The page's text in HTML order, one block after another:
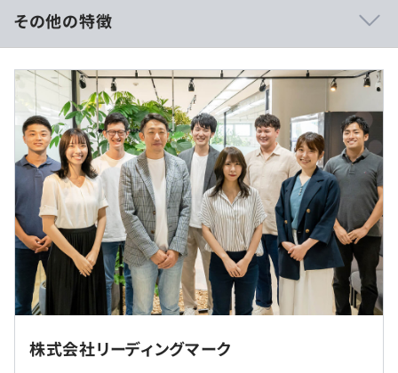
・社員のメンタル状態を可視化し、性格をもとにアドバイ
スをすることでウェルビーイングを実現「ミキワメAI ウ
ェルビーイングサーベイ」
（https://mikiwame.com/well-being.html）
・1on1を起点に社員のパフォーマンスを最大化する「ミ
キワメAI マネジメント」
（https://mikiwame.com/management.html）
・AI × コンサル × 研修で、組織変革を実現する「ミキワ
メAI AIコーチ」（https://mikiwame.com/ai-
coach.html）
・理論と現場をつなぎ、組織の変化まで届ける研修「ミキ
ワメAI 企業研修」
（
https://mikiwame.com/kensyu.html ）
・⽇本最⼤級の優秀層就活⽀援サービス「ミキワメ就活」
（https://www.recme.jp/）
東京勤務
転勤はありません
・年俸制、年俸の12分割を毎月支給。
・年俸には月45時間までの固定残業代（108,382円/
月〜）込み。超過分は別途支給。
固定残業代を除く支給額は416,667円〜/月。
・昇給機会は年2回
・想定年収金額は目安であり、選考を通じて上下する可能
性があります。
（※想定年収 は年収提示額を保証するものではありません）
その他の特徴
株式会社リーディングマーク